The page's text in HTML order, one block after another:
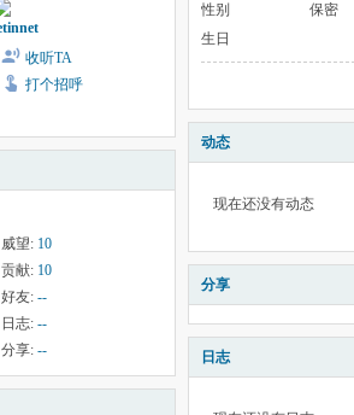
收听TA
打个招呼
威望: 10
贡献: 10
好友: --
日志: --
分享: --
性别
保密
生日
动态
现在还没有动态
分享
日志